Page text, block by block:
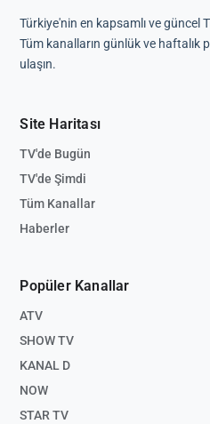
Türkiye'nin en kapsamlı ve güncel
Tüm kanalların günlük ve haftalık
ulaşın.
Site Haritası
TV'de Bugün
TV'de Şimdi
Tüm Kanallar
Haberler
Popüler Kanallar
ATV
SHOW TV
KANAL D
NOW
STAR TV